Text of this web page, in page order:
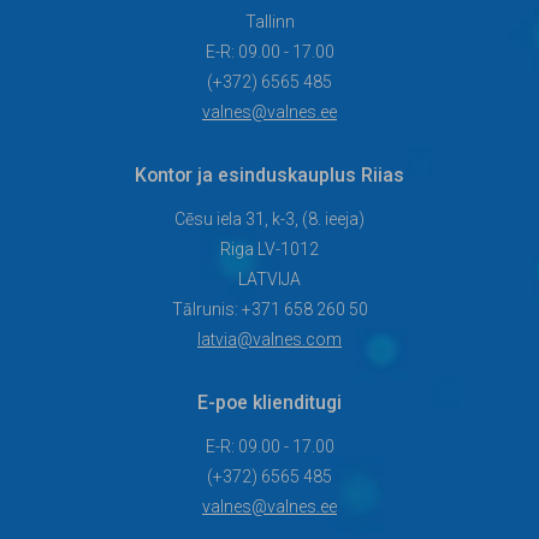
4f05-a031-5c735fe6142a
Tallinn
E-R: 09.00 - 17.00
(+372) 6565 485
valnes@valnes.ee
Kontor ja esinduskauplus Riias
Cēsu iela 31, k-3, (8. ieeja)
Riga LV-1012
LATVIJA
Tālrunis: +371 658 260 50
latvia@valnes.com
E-poe klienditugi
E-R: 09.00 - 17.00
(+372) 6565 485
valnes@valnes.ee